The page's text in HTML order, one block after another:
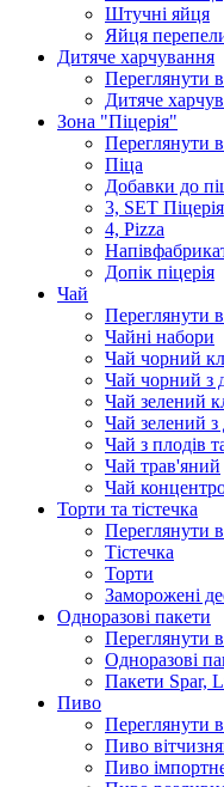
Штучні яйця
Яйця
Дитяче харчування
Переглянути
Дитяче
Зона "Піцерія"
Переглянути
Піца
Добавки до
3, SET Піцерія
4, Pizza
Допік піцерія
Чай
Переглянути
Чайні набори
Чай чорний
Чай чорний з
Чай зелений
Чай зелений з
Чай з плодів
Чай трав'яний
Чай
Торти та тістечка
Переглянути
Тістечка
Торти
Заморожені
Одноразові пакети
Переглянути
Одноразові
Пакети Spar,
Пиво
Переглянути
Пиво
Пиво